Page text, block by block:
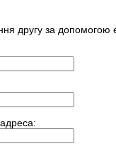
другу за допомогою